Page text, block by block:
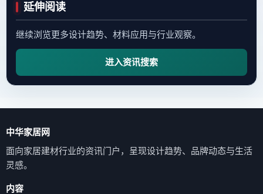
延伸阅读
继续浏览更多设计趋势、材料应用与行业观察。
进入资讯搜索
中华家居网
面向家居建材行业的资讯门户，呈现设计趋势、品牌动态与生活
灵感。
内容